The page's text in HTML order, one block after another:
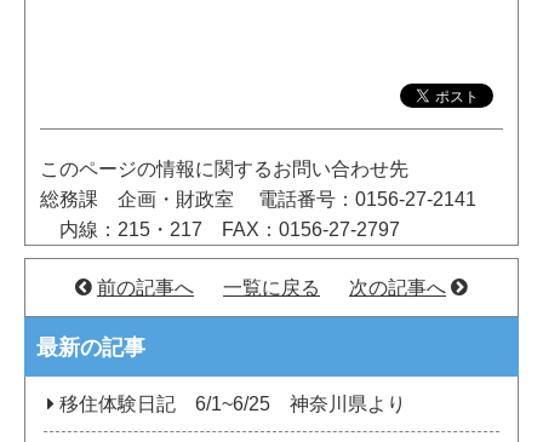
このページの情報に関するお問い合わせ先
総務課 企画・財政室
電話番号：0156-27-2141
内線：215・217
FAX：0156-27-2797
前の記事へ 一覧に戻る 次の記事へ
最新の記事
移住体験日記 6/1~6/25 神奈川県より